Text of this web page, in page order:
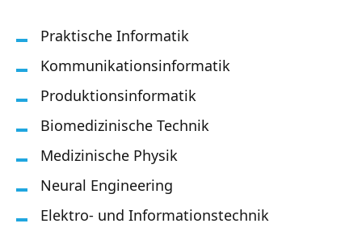
Praktische Informatik
Kommunikationsinformatik
Produktionsinformatik
Biomedizinische Technik
Medizinische Physik
Neural Engineering
Elektro- und Informationstechnik